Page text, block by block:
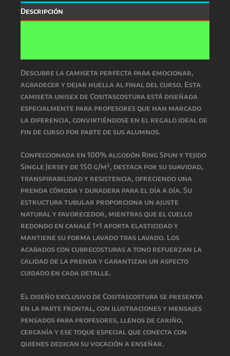
Descripción
Descubre la camiseta perfecta para emocionar,
agradecer y dejar huella al final del curso. Esta
camiseta unisex de Cositascostura está diseñada
especialmente para profesores que han marcado
la diferencia, convirtiéndose en el regalo ideal de
fin de curso por parte de sus alumnos.
Confeccionada en 100% algodón Ring Spun y tejido
Single Jersey de 150 g/m², destaca por su suavidad,
transpirabilidad y resistencia, ofreciendo una
prenda cómoda y duradera para el día a día. Su
estructura tubular proporciona un ajuste
natural y favorecedor, mientras que el cuello
redondo en canalé 1×1 aporta elasticidad y
mantiene su forma lavado tras lavado. Los
acabados con cubrecosturas a tono refuerzan la
calidad de la prenda y garantizan un aspecto
cuidado en cada detalle.
El diseño exclusivo de Cositascostura se presenta
en la parte frontal, con ilustraciones y mensajes
pensados para profesores, llenos de cariño,
cercanía y ese toque especial que conecta con
quienes dedican su vocación a enseñar.